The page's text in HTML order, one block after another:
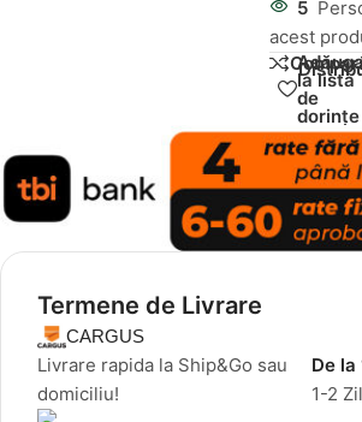
5
acest
la lista
de
dorințe
Termene de Livrare
CARGUS
Livrare rapida la Ship&Go sau
domiciliu!
1-2
De la